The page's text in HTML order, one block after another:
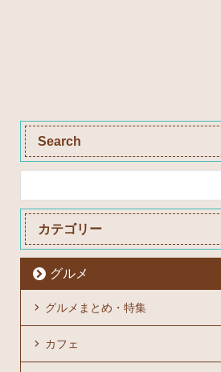
Search
カテゴリー
グルメ
グルメまとめ・特集
カフェ